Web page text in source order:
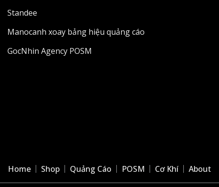
Standee
Manocanh xoay bảng hiệu quảng cáo
GocNhin Agency POSM
Home Shop Quảng Cáo POSM Cơ Khí About